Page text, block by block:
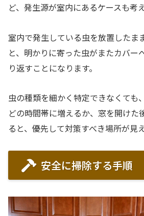
ど、発生源が室内にあるケースも考
室内で発生している虫を放置したま
と、明かりに寄った虫がまたカバー
り返すことになります。
虫の種類を細かく特定できなくても
どの時間帯に増えるか、窓を開けた
ると、優先して対策すべき場所が見
安全に掃除する手順